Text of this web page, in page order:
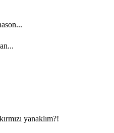
yanaklım?!